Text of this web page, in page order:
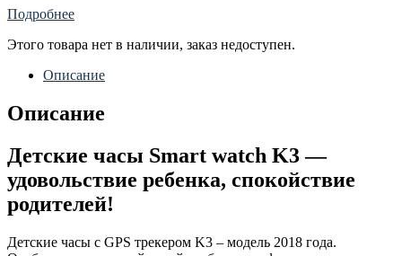
Подробнее
Этого товара нет в наличии, заказ недоступен.
Описание
Описание
Детские часы Smart watch K3 —
удовольствие ребенка, спокойствие
родителей!
Детские часы с GPS трекером K3 – модель 2018 года.